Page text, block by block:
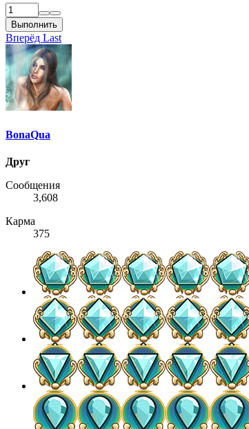
Выполнить
Вперёд Last
BonaQua
Друг
Сообщения
3,608
Карма
375